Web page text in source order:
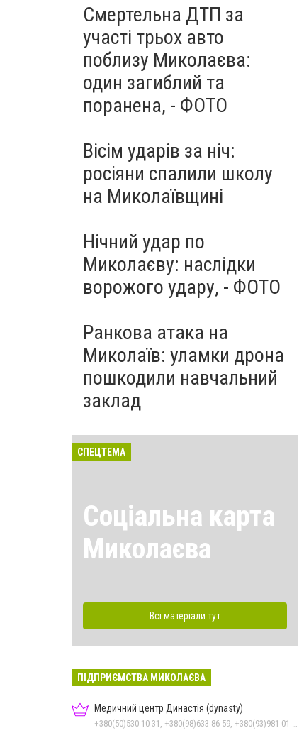
Смертельна ДТП за
участі трьох авто
поблизу Миколаєва:
один загиблий та
поранена, - ФОТО
Вісім ударів за ніч:
росіяни спалили школу
на Миколаївщині
Нічний удар по
Миколаєву: наслідки
ворожого удару, - ФОТО
Ранкова атака на
Миколаїв: уламки дрона
пошкодили навчальний
заклад
СПЕЦТЕМА
Соціальна карта
Миколаєва
Всі матеріали тут
ПІДПРИЄМСТВА МИКОЛАЄВА
Медичний центр Династія (dynasty)